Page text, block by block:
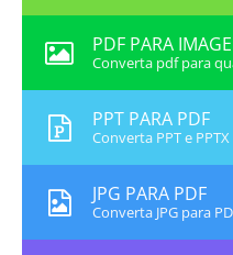
PDF PARA
Converta pdf para
PPT PARA PDF
Converta PPT e
JPG PARA PDF
Converta JPG para